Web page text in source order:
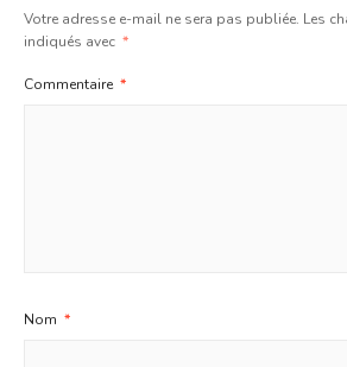
Votre adresse e-mail ne sera pas publiée. Les
indiqués avec *
Commentaire *
Nom *